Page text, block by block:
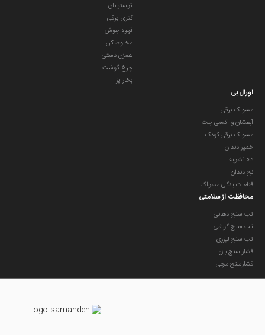
توستر نان
کتری برقی
قهوه جوش
مخلوط کن
همزن دستی
چرخ گوشت
بخار پز
اورال بی
مسواک برقی
آبفشان و اکسی جت
مسواک برقی کودک
خمیر دندان
دهانشویه
نخ دندان
قطعات یدکی مسواک
محافظت از سلامتی
تب سنج دهانی
تب سنج گوشی
تب سنج لیزری
فشار سنج بازو
فشارسنج مچی